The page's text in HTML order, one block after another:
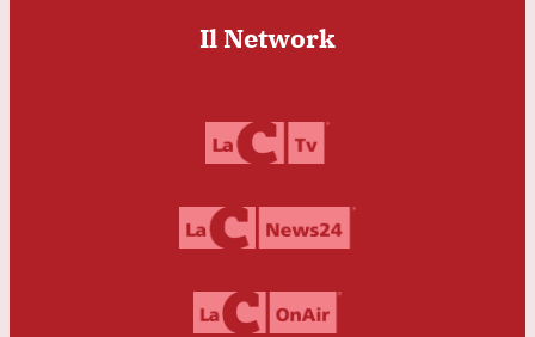
Il Network